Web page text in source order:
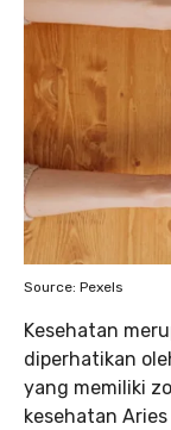
Source: Pexels
Kesehatan
diperhatikan
yang memiliki
kesehatan